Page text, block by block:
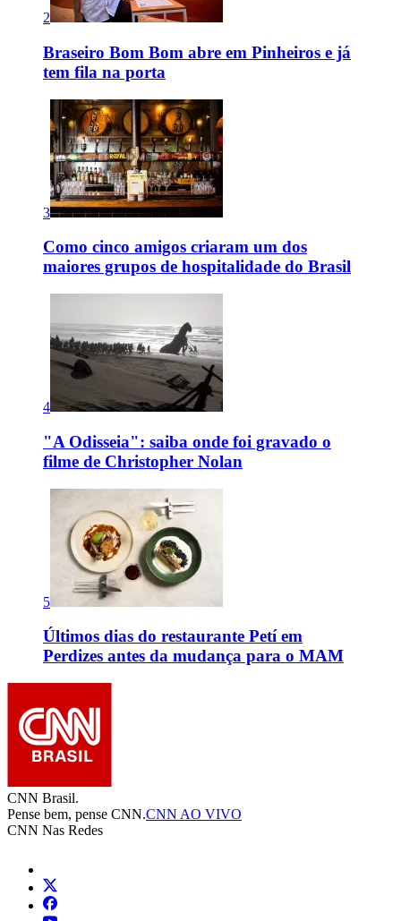
2
Braseiro Bom Bom abre em Pinheiros e já
tem fila na porta
3
Como cinco amigos criaram um dos
maiores grupos de hospitalidade do Brasil
4
"A Odisseia": saiba onde foi gravado o
filme de Christopher Nolan
5
Últimos dias do restaurante Petí em
Perdizes antes da mudança para o MAM
CNN Brasil.
Pense bem, pense CNN.CNN AO VIVO
CNN Nas Redes